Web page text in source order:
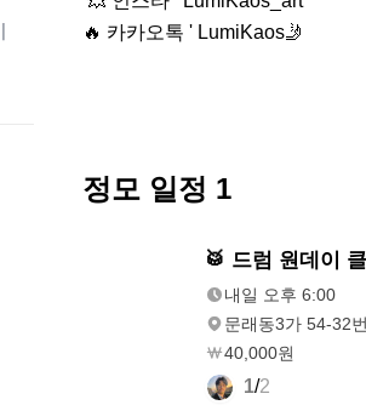
🔥 카카오톡 ' LumiKaos🤳
정모 일정 1
🥁 드럼 원데이
내일 오후 6:00
문래동3가 54-32
40,000원
1/2